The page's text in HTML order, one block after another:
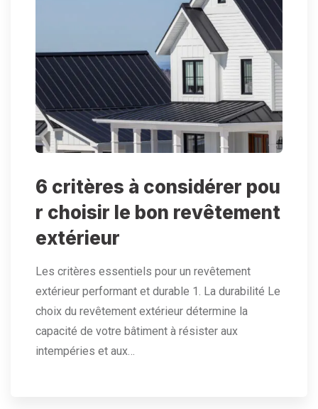
6 critères à considérer pou
r choisir le bon revêtement
extérieur
Les critères essentiels pour un revêtement
extérieur performant et durable 1. La durabilité Le
choix du revêtement extérieur détermine la
capacité de votre bâtiment à résister aux
intempéries et aux…